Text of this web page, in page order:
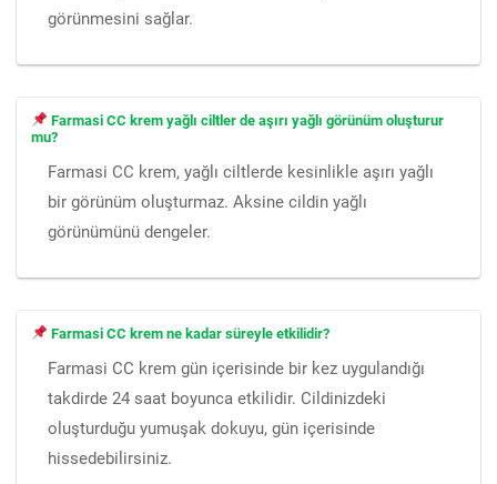
görünmesini sağlar.
Farmasi CC krem yağlı ciltler de aşırı yağlı görünüm oluşturur
mu?
Farmasi CC krem, yağlı ciltlerde kesinlikle aşırı yağlı
bir görünüm oluşturmaz. Aksine cildin yağlı
görünümünü dengeler.
Farmasi CC krem ne kadar süreyle etkilidir?
Farmasi CC krem gün içerisinde bir kez uygulandığı
takdirde 24 saat boyunca etkilidir. Cildinizdeki
oluşturduğu yumuşak dokuyu, gün içerisinde
hissedebilirsiniz.